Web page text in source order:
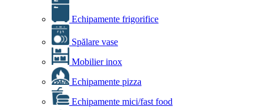
Echipamente frigorifice
Spălare vase
Mobilier inox
Echipamente pizza
Echipamente mici/fast food